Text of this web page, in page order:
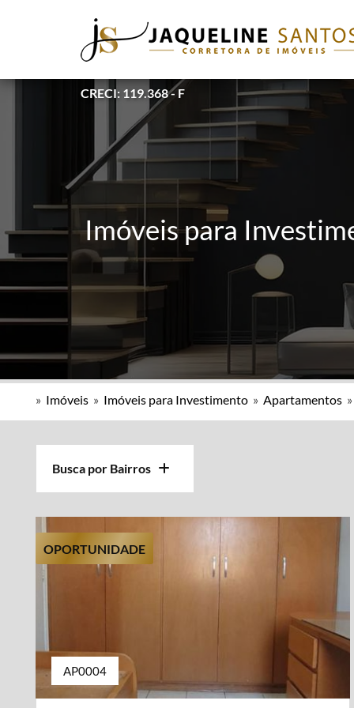
CRECI: 119.368 - F
Imóveis para
» Imóveis » Imóveis para Investimento » Apartamentos »
Busca por Bairros
OPORTUNIDADE
AP0004